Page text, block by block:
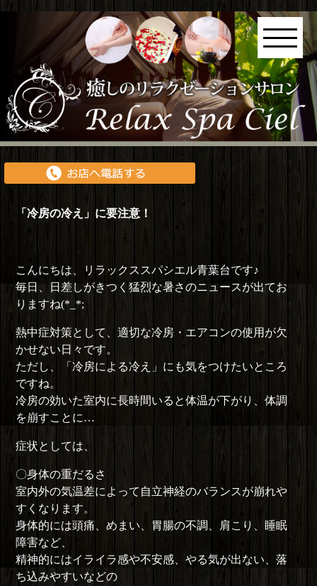
「冷房の冷え」に要注意！
こんにちは、リラックススパシエル青葉台です♪
毎日、日差しがきつく猛烈な暑さのニュースが出てお
りますね(*_*;
熱中症対策として、適切な冷房・エアコンの使用が欠
かせない日々です。
ただし、「冷房による冷え」にも気をつけたいところ
ですね。
冷房の効いた室内に長時間いると体温が下がり、体調
を崩すことに…
症状としては、
〇身体の重だるさ
室内外の気温差によって自立神経のバランスが崩れや
すくなります。
身体的には頭痛、めまい、胃腸の不調、肩こり、睡眠
障害など、
精神的にはイライラ感や不安感、やる気が出ない、落
ち込みやすいなどの